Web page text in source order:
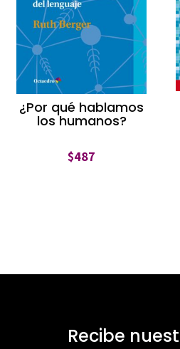
¿Por qué hablamos
los humanos?
$487
Recibe